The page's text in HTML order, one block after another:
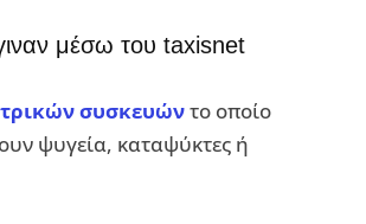
μέσω του taxisnet
συσκευώντο οποίο
ψυγεία, καταψύκτες ή